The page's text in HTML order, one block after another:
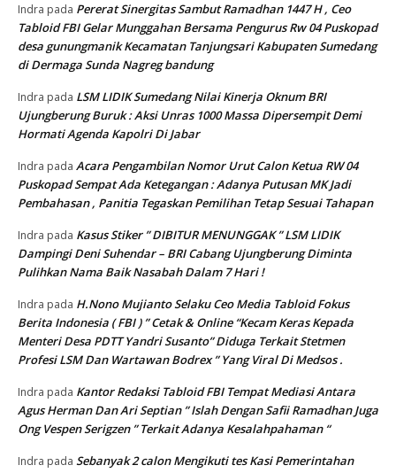
Indra pada Pererat Sinergitas Sambut Ramadhan 1447 H , Ceo
Tabloid FBI Gelar Munggahan Bersama Pengurus Rw 04 Puskopad
desa gunungmanik Kecamatan Tanjungsari Kabupaten Sumedang
di Dermaga Sunda Nagreg bandung
Indra pada LSM LIDIK Sumedang Nilai Kinerja Oknum BRI
Ujungberung Buruk : Aksi Unras 1000 Massa Dipersempit Demi
Hormati Agenda Kapolri Di Jabar
Indra pada Acara Pengambilan Nomor Urut Calon Ketua RW 04
Puskopad Sempat Ada Ketegangan : Adanya Putusan MK Jadi
Pembahasan , Panitia Tegaskan Pemilihan Tetap Sesuai Tahapan
Indra pada Kasus Stiker ” DIBITUR MENUNGGAK ” LSM LIDIK
Dampingi Deni Suhendar – BRI Cabang Ujungberung Diminta
Pulihkan Nama Baik Nasabah Dalam 7 Hari !
Indra pada H.Nono Mujianto Selaku Ceo Media Tabloid Fokus
Berita Indonesia ( FBI ) ” Cetak & Online “Kecam Keras Kepada
Menteri Desa PDTT Yandri Susanto” Diduga Terkait Stetmen
Profesi LSM Dan Wartawan Bodrex ” Yang Viral Di Medsos .
Indra pada Kantor Redaksi Tabloid FBI Tempat Mediasi Antara
Agus Herman Dan Ari Septian ” Islah Dengan Safii Ramadhan Juga
Ong Vespen Serigzen ” Terkait Adanya Kesalahpahaman “
Indra pada Sebanyak 2 calon Mengikuti tes Kasi Pemerintahan